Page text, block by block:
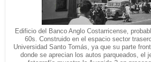
Edificio del Banco Anglo Costarricense,
60s. Construido en el espacio sector
Universidad Santo Tomás, ya que su parte
donde se aprecian los autos parqueados, el